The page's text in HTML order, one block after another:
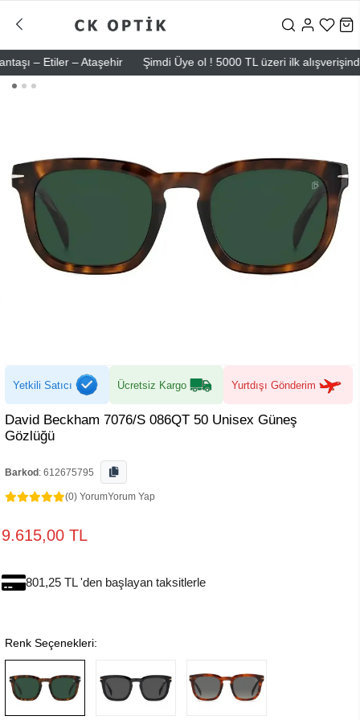
– Etiler – Ataşehir Şimdi Üye ol ! 5000 TL üzeri ilk alışverişinde
Yetkili Satıcı Ücretsiz Kargo Yurtdışı Gönderim
David Beckham 7076/S 086QT 50 Unisex Güneş
Gözlüğü
Barkod : 612675795
(0) YorumYorum Yap
9.615,00 TL
801,25 TL 'den başlayan taksitlerle
Renk Seçenekleri: